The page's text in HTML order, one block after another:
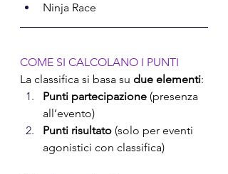
Ninja Race
COME SI CALCOLANO I PUNTI
La classifica si basa su due elementi:
Punti partecipazione (presenza
all’evento)
Punti risultato (solo per eventi
agonistici con classifica)